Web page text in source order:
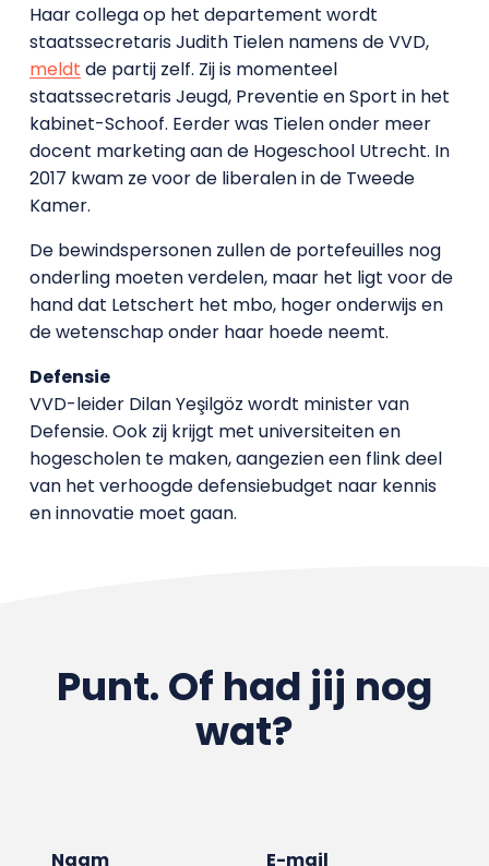
Haar collega op het departement wordt
staatssecretaris Judith Tielen namens de VVD,
meldt de partij zelf. Zij is momenteel
staatssecretaris Jeugd, Preventie en Sport in het
kabinet-Schoof. Eerder was Tielen onder meer
docent marketing aan de Hogeschool Utrecht. In
2017 kwam ze voor de liberalen in de Tweede
Kamer.
De bewindspersonen zullen de portefeuilles nog
onderling moeten verdelen, maar het ligt voor de
hand dat Letschert het mbo, hoger onderwijs en
de wetenschap onder haar hoede neemt.
Defensie
VVD-leider Dilan Yeşilgöz wordt minister van
Defensie. Ook zij krijgt met universiteiten en
hogescholen te maken, aangezien een flink deel
van het verhoogde defensiebudget naar kennis
en innovatie moet gaan.
Punt. Of had jij nog
wat?
Naam E-mail